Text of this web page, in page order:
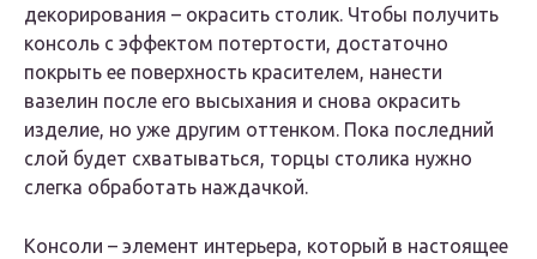
декорирования – окрасить столик. Чтобы получить
консоль с эффектом потертости, достаточно
покрыть ее поверхность красителем, нанести
вазелин после его высыхания и снова окрасить
изделие, но уже другим оттенком. Пока последний
слой будет схватываться, торцы столика нужно
слегка обработать наждачкой.
Консоли – элемент интерьера, который в настоящее